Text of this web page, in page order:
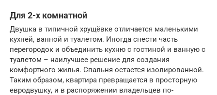
Для 2-х комнатной
Двушка в типичной хрущёвке отличается маленькими
кухней, ванной и туалетом. Иногда снести часть
перегородок и объединить кухню с гостиной и ванную с
туалетом – наилучшее решение для создания
комфортного жилья. Спальня остается изолированной.
Таким образом, квартира превращается в просторную
евродвушку, и в распоряжении владельцев по-